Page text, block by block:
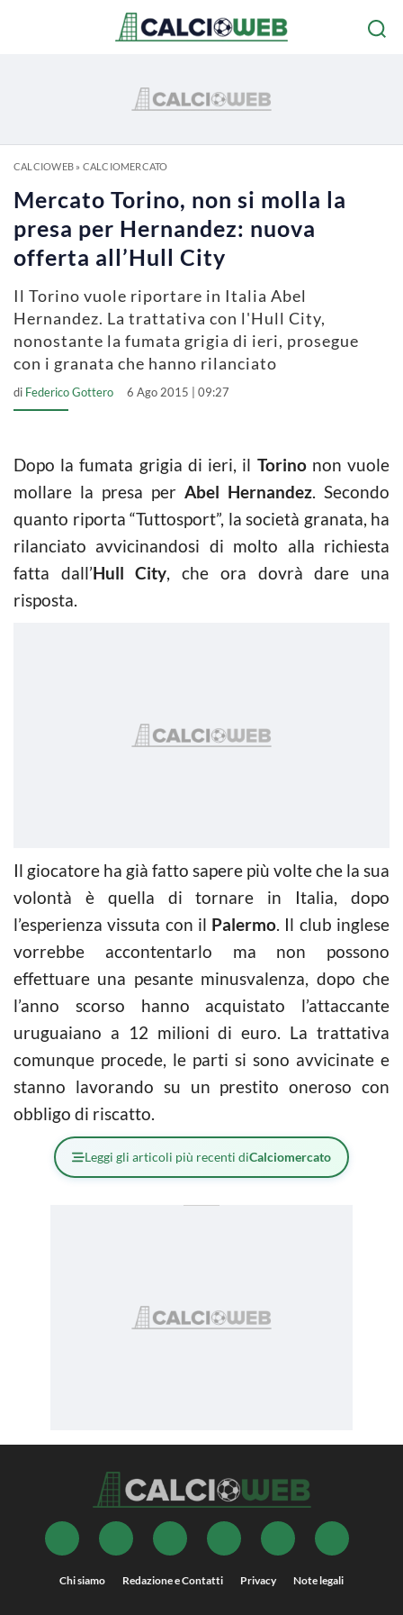
CALCIOWEB» CALCIOMERCATO
Mercato Torino, non si molla la
presa per Hernandez: nuova
offerta all’Hull City
Il Torino vuole riportare in Italia Abel
Hernandez. La trattativa con l'Hull City,
nonostante la fumata grigia di ieri, prosegue
con i granata che hanno rilanciato
di Federico Gottero 6 Ago 2015 | 09:27
Dopo la fumata grigia di ieri, il Torinonon vuole
mollare la presa per Abel Hernandez. Secondo
quanto riporta “Tuttosport”, la società granata, ha
rilanciato avvicinandosi di molto alla richiesta
fatta dall’Hull City, che ora dovrà dare una
risposta.
Il giocatore ha già fatto sapere più volte che la sua
volontà è quella di tornare in Italia, dopo
l’esperienza vissuta con il Palermo. Il club inglese
vorrebbe accontentarlo ma non possono
effettuare una pesante minusvalenza, dopo che
l’anno scorso hanno acquistato l’attaccante
uruguaiano a 12 milioni di euro. La trattativa
comunque procede, le parti si sono avvicinate e
stanno lavorando su un prestito oneroso con
obbligo di riscatto.
Leggi gli articoli più recenti diCalciomercato
Chi siamo Redazione e Contatti Privacy Note legali